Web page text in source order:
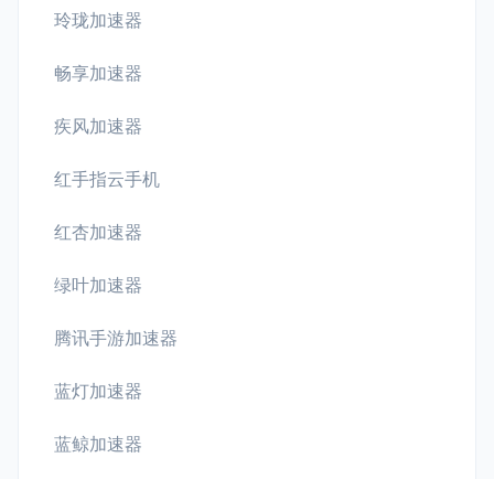
玲珑加速器
畅享加速器
疾风加速器
红手指云手机
红杏加速器
绿叶加速器
腾讯手游加速器
蓝灯加速器
蓝鲸加速器